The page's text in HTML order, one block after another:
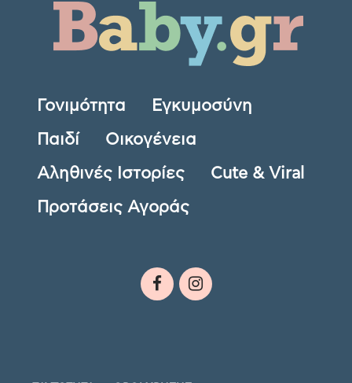
Γονιμότητα Εγκυμοσύνη
Παιδί Οικογένεια
Αληθινές Ιστορίες Cute & Viral
Προτάσεις Αγοράς